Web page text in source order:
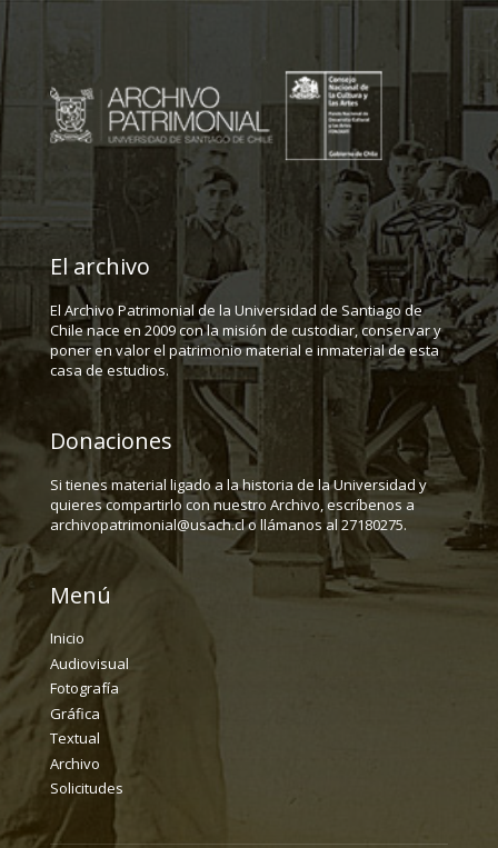
El archivo
El Archivo Patrimonial de la Universidad de Santiago de
Chile nace en 2009 con la misión de custodiar, conservar y
poner en valor el patrimonio material e inmaterial de esta
casa de estudios.
Donaciones
Si tienes material ligado a la historia de la Universidad y
quieres compartirlo con nuestro Archivo, escríbenos a
archivopatrimonial@usach.cl o llámanos al 27180275.
Menú
Inicio
Audiovisual
Fotografía
Gráfica
Textual
Archivo
Solicitudes